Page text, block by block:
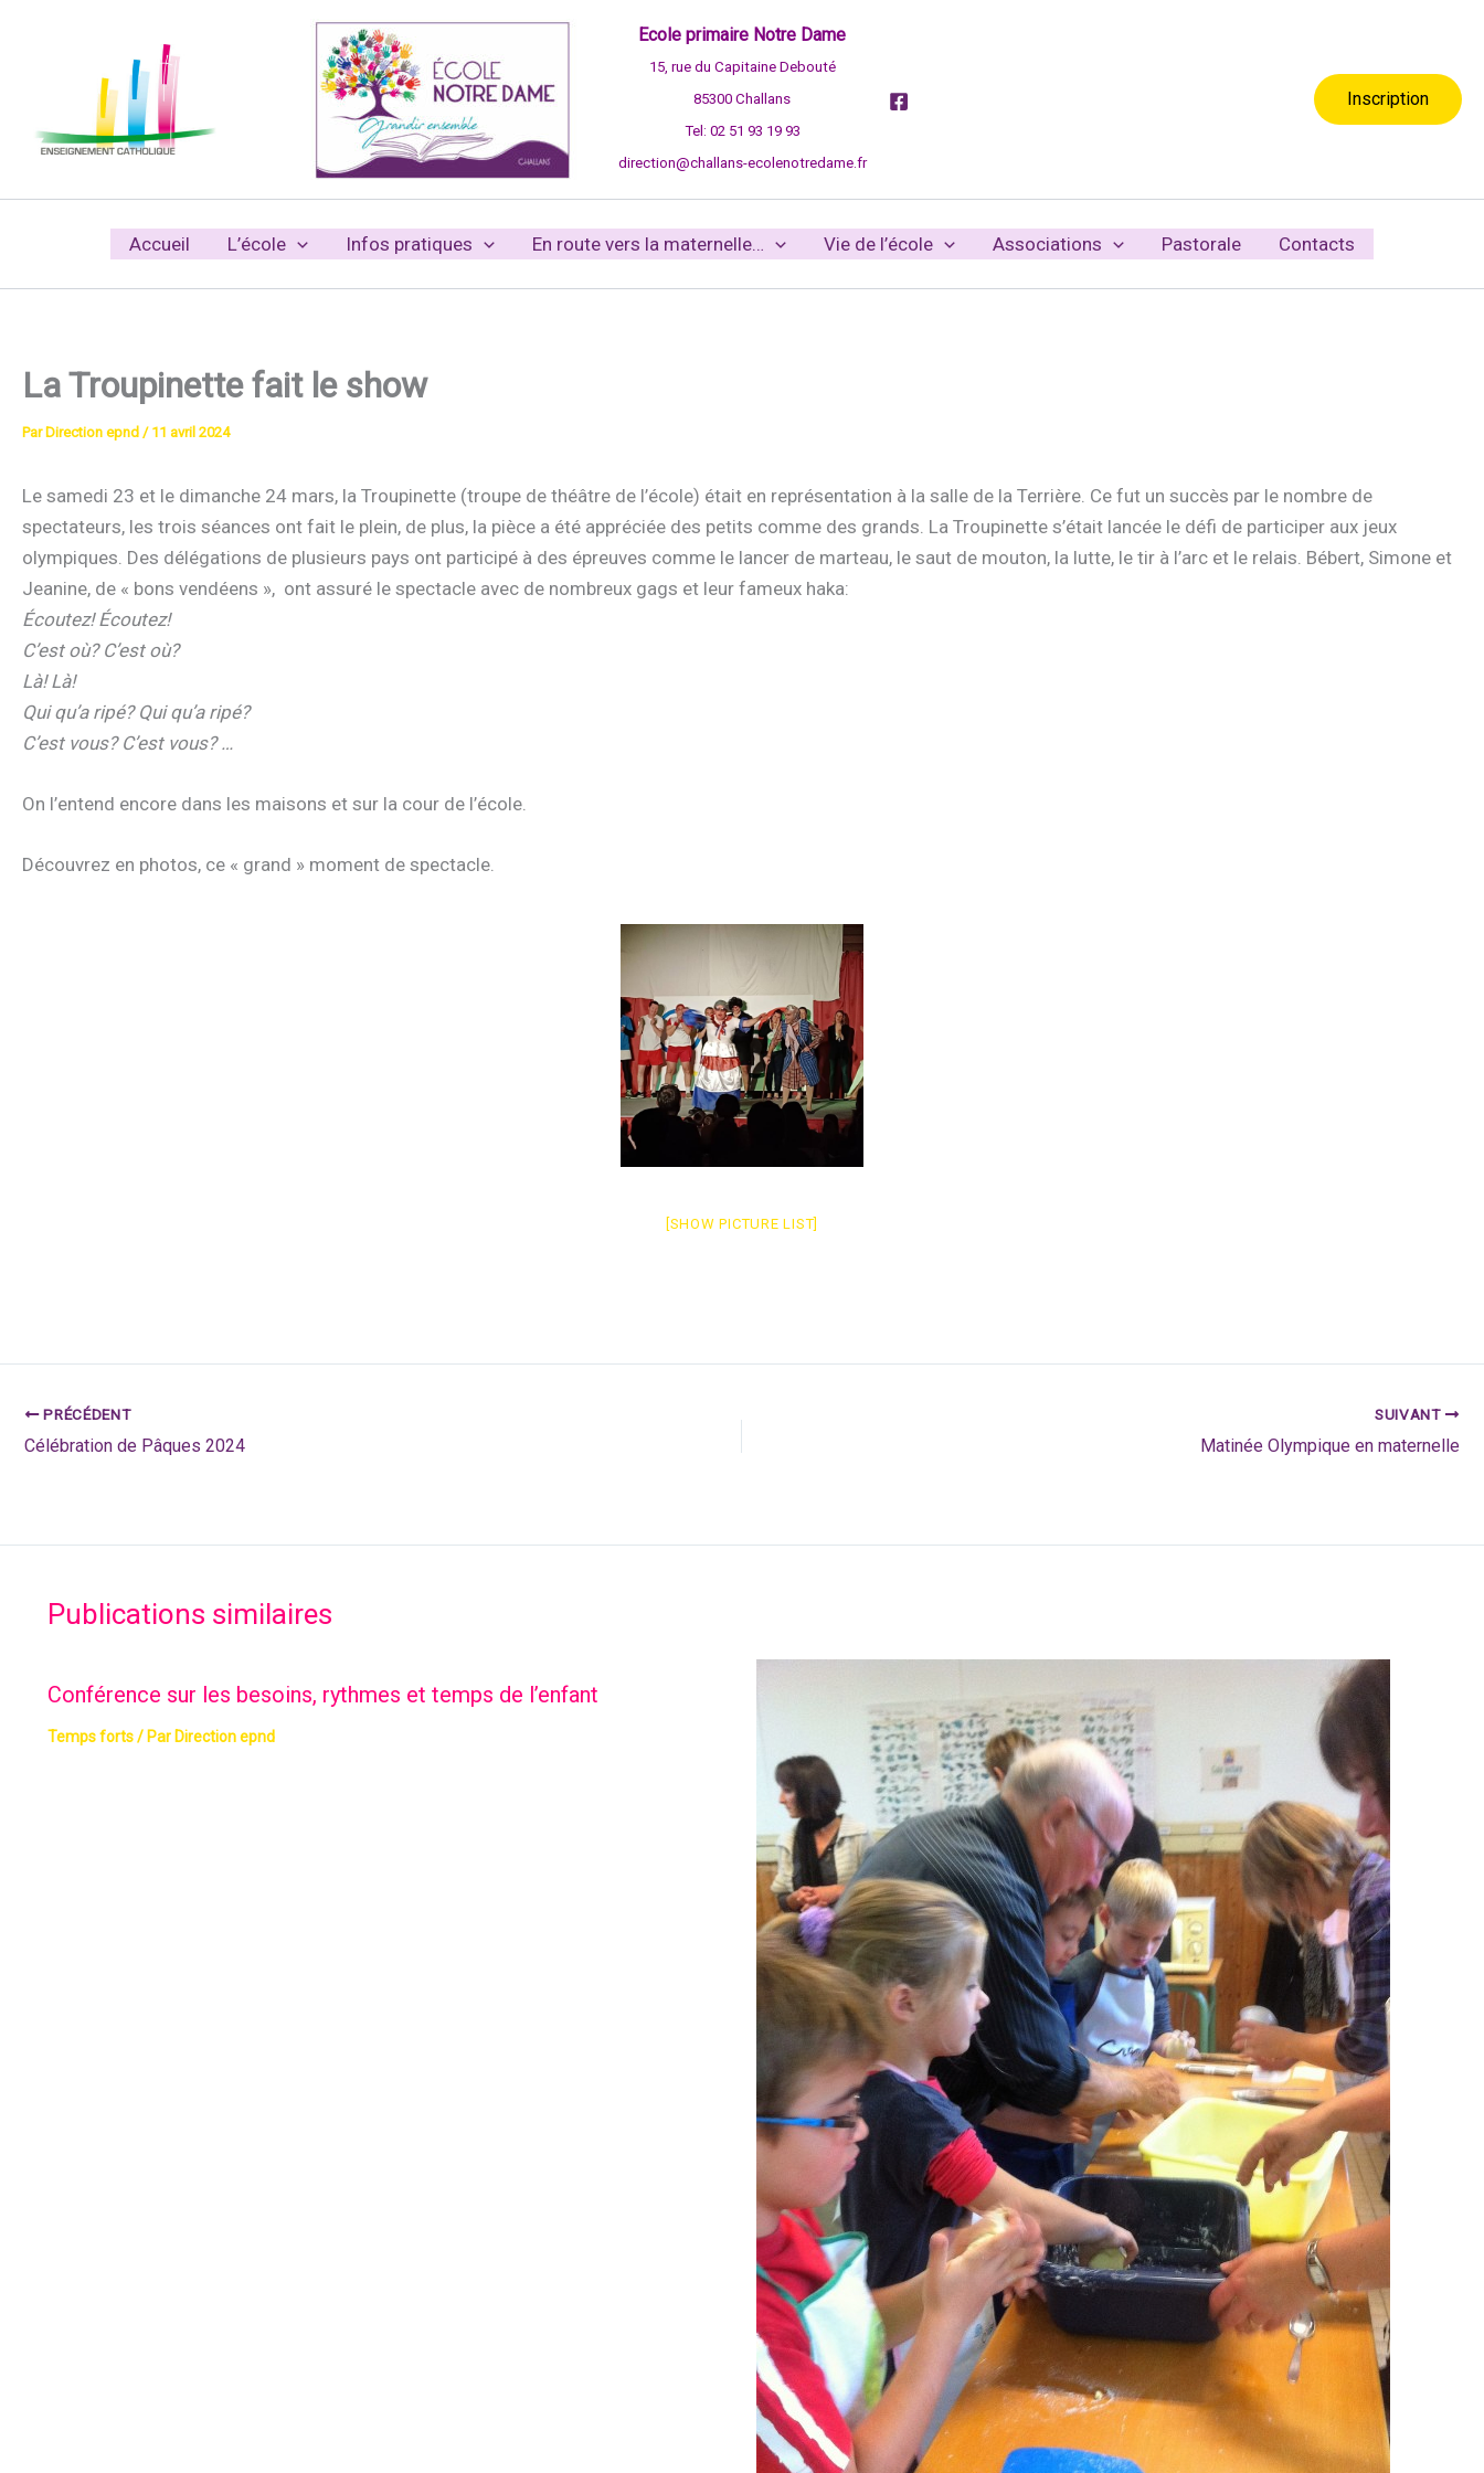
Ecole primaire Notre Dame
15, rue du Capitaine Debouté
85300 Challans
Tel: 02 51 93 19 93
direction@challans-ecolenotredame.fr
Inscription
Accueil L’école Infos pratiques En route vers la maternelle… Vie de l’école Associations Pastorale Contacts
La Troupinette fait le show
Par Direction epnd / 11 avril 2024
Le samedi 23 et le dimanche 24 mars, la Troupinette (troupe de théâtre de l’école) était en représentation à la salle de la Terrière. Ce fut un succès par le nombre de
spectateurs, les trois séances ont fait le plein, de plus, la pièce a été appréciée des petits comme des grands. La Troupinette s’était lancée le défi de participer aux jeux
olympiques. Des délégations de plusieurs pays ont participé à des épreuves comme le lancer de marteau, le saut de mouton, la lutte, le tir à l’arc et le relais. Bébert, Simone et
Jeanine, de « bons vendéens », ont assuré le spectacle avec de nombreux gags et leur fameux haka:
Écoutez! Écoutez!
C’est où? C’est où?
Là! Là!
Qui qu’a ripé? Qui qu’a ripé?
C’est vous? C’est vous? …
On l’entend encore dans les maisons et sur la cour de l’école.
Découvrez en photos, ce « grand » moment de spectacle.
[SHOW PICTURE LIST]
PRÉCÉDENT
Célébration de Pâques 2024
SUIVANT
Matinée Olympique en maternelle
Publications similaires
Conférence sur les besoins, rythmes et temps de l’enfant
Temps forts/ Par Direction epnd